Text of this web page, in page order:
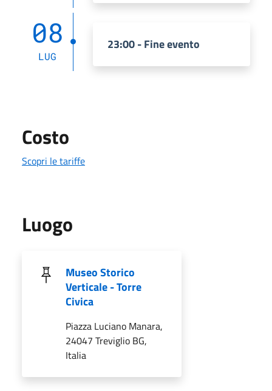
08
LUG
23:00 - Fine evento
Costo
Scopri le tariffe
Luogo
Museo Storico
Verticale - Torre
Civica
Piazza Luciano Manara,
24047 Treviglio BG,
Italia